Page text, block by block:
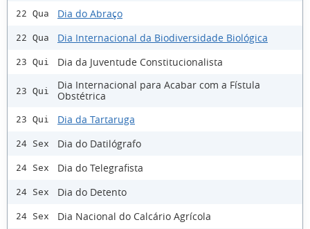
22 Qua Dia do Abraço
22 Qua Dia Internacional da Biodiversidade Biológica
23 Qui Dia da Juventude Constitucionalista
23 Qui
Dia Internacional para Acabar com a Fístula
Obstétrica
23 Qui Dia da Tartaruga
24 Sex Dia do Datilógrafo
24 Sex Dia do Telegrafista
24 Sex Dia do Detento
24 Sex Dia Nacional do Calcário Agrícola